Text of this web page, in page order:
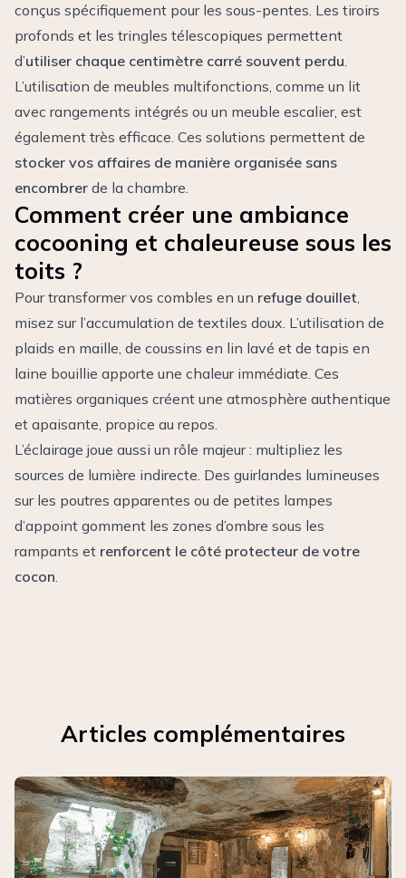
conçus spécifiquement pour les sous-pentes. Les tiroirs
profonds et les tringles télescopiques permettent
d’utiliser chaque centimètre carré souvent perdu.
L’utilisation de meubles multifonctions, comme un lit
avec rangements intégrés ou un meuble escalier, est
également très efficace. Ces solutions permettent de
stocker vos affaires de manière organisée sans
encombrer de la chambre.
Comment créer une ambiance
cocooning et chaleureuse sous les
toits ?
Pour transformer vos combles en un refuge douillet,
misez sur l’accumulation de textiles doux. L’utilisation de
plaids en maille, de coussins en lin lavé et de tapis en
laine bouillie apporte une chaleur immédiate. Ces
matières organiques créent une atmosphère authentique
et apaisante, propice au repos.
L’éclairage joue aussi un rôle majeur : multipliez les
sources de lumière indirecte. Des guirlandes lumineuses
sur les poutres apparentes ou de petites lampes
d’appoint gomment les zones d’ombre sous les
rampants et renforcent le côté protecteur de votre
cocon.
Articles complémentaires